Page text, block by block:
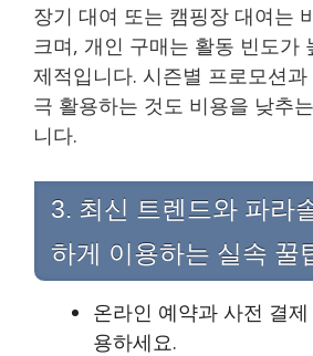
장기 대여 또는 캠핑장 대여는
크며, 개인 구매는 활동 빈도가
제적입니다. 시즌별 프로모션
극 활용하는 것도 비용을 낮추
니다.
3. 최신 트렌드와 파라
하게 이용하는 실속 꿀
온라인 예약과 사전 결
용하세요.